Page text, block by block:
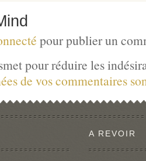
pour publier un
pour réduire les
de vos commentaires
A REVOIR